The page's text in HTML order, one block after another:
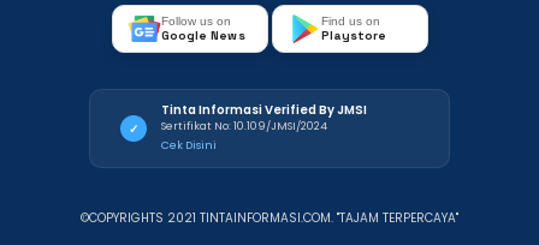
Follow us on
Google News
Find us on
Playstore
✓
Tinta Informasi Verified By JMSI
Sertifikat No: 10.109/JMSI/2024
Cek Disini
©COPYRIGHTS 2021 TINTAINFORMASI.COM. "TAJAM TERPERCAYA"